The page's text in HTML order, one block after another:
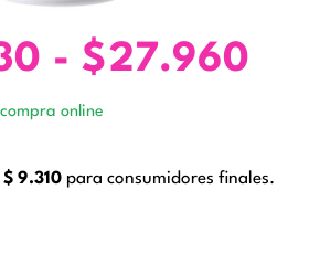
- $27.960
online
$ 9.310 para consumidores finales.